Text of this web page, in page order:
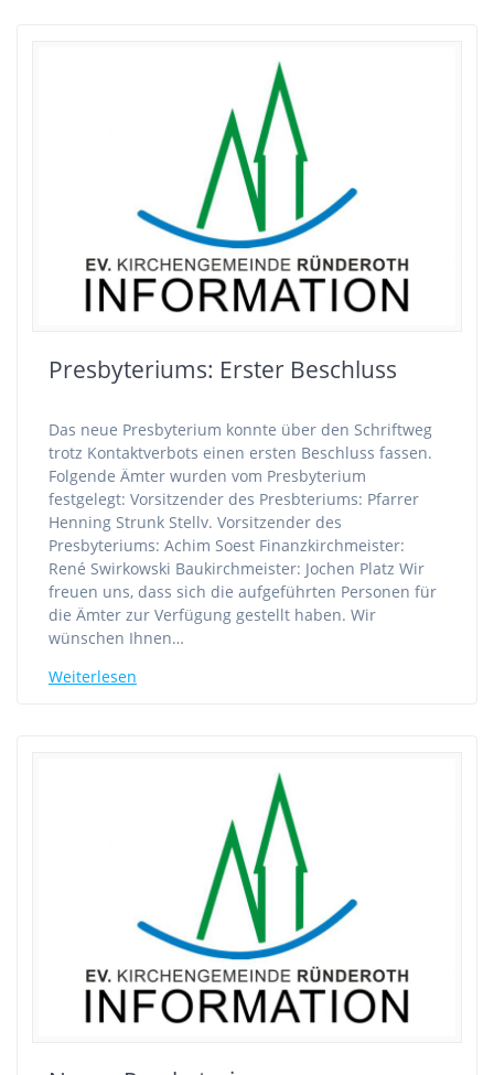
Presbyteriums: Erster Beschluss
Das neue Presbyterium konnte über den Schriftweg
trotz Kontaktverbots einen ersten Beschluss fassen.
Folgende Ämter wurden vom Presbyterium
festgelegt: Vorsitzender des Presbteriums: Pfarrer
Henning Strunk Stellv. Vorsitzender des
Presbyteriums: Achim Soest Finanzkirchmeister:
René Swirkowski Baukirchmeister: Jochen Platz Wir
freuen uns, dass sich die aufgeführten Personen für
die Ämter zur Verfügung gestellt haben. Wir
wünschen Ihnen…
Weiterlesen